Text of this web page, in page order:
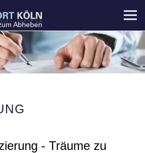
Abheben
- Träume zu